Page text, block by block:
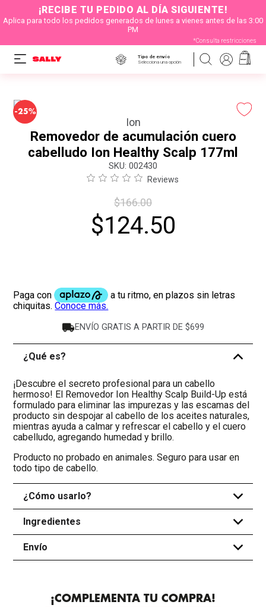
¡RECIBE TU PEDIDO AL DÍA SIGUIENTE!
Aplica para todo los pedidos generados de lunes a vienes antes de las 3:00
PM
*Consulta restricciones
Tipo de envío
Selecciona una opción
-25%
Ion
Removedor de acumulación cuero
cabelludo Ion Healthy Scalp 177ml
: 002430
Reviews
$166.00
$124.50
ENVÍO GRATIS A PARTIR DE $699
¿Qué es? -
¡Descubre el secreto profesional para un cabello
hermoso! El Removedor Ion Healthy Scalp Build-Up está
formulado para eliminar las impurezas y las escamas del
producto sin despojar al cabello de los aceites naturales,
mientras ayuda a calmar y refrescar el cabello y el cuero
cabelludo, agregando humedad y brillo.
Producto no probado en animales. Seguro para usar en
todo tipo de cabello.
¿Cómo usarlo? +
Ingredientes +
Envío +
¡COMPLEMENTA TU COMPRA!